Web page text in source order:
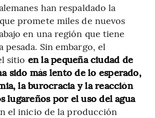
han respaldado la
promete miles de nuevos
en una región que tiene
Sin embargo, el
sitio en la pequeña ciudad de
sido más lento de lo esperado,
la burocracia y la reacción
lugareños por el uso del agua
el inicio de la producción